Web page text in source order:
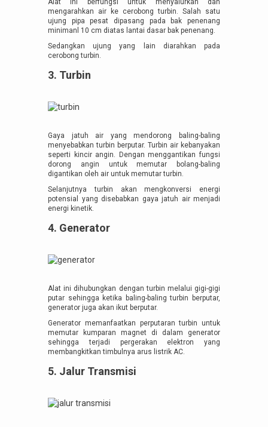
Alat ini berfungsi untuk menyalurkan dan
mengarahkan air ke cerobong turbin. Salah satu
ujung pipa pesat dipasang pada bak penenang
minimanl 10 cm diatas lantai dasar bak penenang.
Sedangkan ujung yang lain diarahkan pada
cerobong turbin.
3. Turbin
Gaya jatuh air yang mendorong baling-baling
menyebabkan turbin berputar. Turbin air kebanyakan
seperti kincir angin. Dengan menggantikan fungsi
dorong angin untuk memutar bolang-baling
digantikan oleh air untuk memutar turbin.
Selanjutnya turbin akan mengkonversi energi
potensial yang disebabkan gaya jatuh air menjadi
energi kinetik.
4. Generator
Alat ini dihubungkan dengan turbin melalui gigi-gigi
putar sehingga ketika baling-baling turbin berputar,
generator juga akan ikut berputar.
Generator memanfaatkan perputaran turbin untuk
memutar kumparan magnet di dalam generator
sehingga terjadi pergerakan elektron yang
membangkitkan timbulnya arus listrik AC.
5. Jalur Transmisi